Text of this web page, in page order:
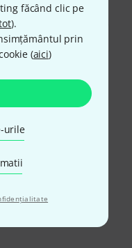
făcând clic pe
).
prin
(aici)
urile
Ramburs, Transfer
zile